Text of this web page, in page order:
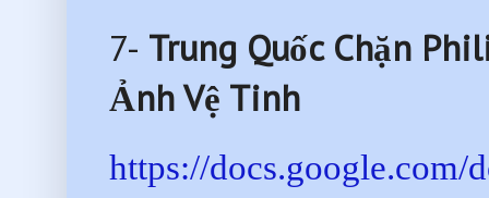
7- Trung Quốc Chặn
Ảnh Vệ Tinh
https://